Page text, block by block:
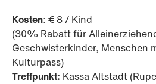
Kosten: € 8 / Kind
(30% Rabatt für
Geschwisterkinder, Menschen
Kulturpass)
Treffpunkt: Kassa Altstadt